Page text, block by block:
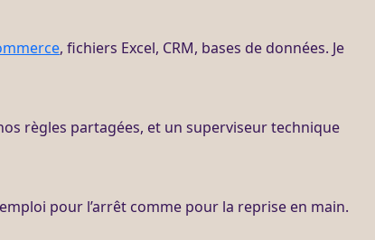
, fichiers Excel, CRM, bases de données. Je
règles partagées, et un superviseur technique
pour l’arrêt comme pour la reprise en main.